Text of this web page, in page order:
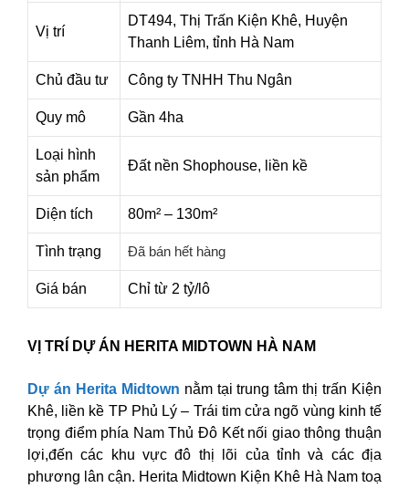
Vị trí
DT494, Thị Trấn Kiện Khê, Huyện
Thanh Liêm, tỉnh Hà Nam
Chủ đầu tư Công ty TNHH Thu Ngân
Quy mô Gần 4ha
Loại hình
sản phẩm
Đất nền Shophouse, liền kề
Diện tích 80m² – 130m²
Tình trạng Đã bán hết hàng
Giá bán Chỉ từ 2 tỷ/lô
VỊ TRÍ DỰ ÁN HERITA MIDTOWN HÀ NAM
Dự án Herita Midtown nằm tại trung tâm thị trấn Kiện
Khê, liền kề TP Phủ Lý – Trái tim cửa ngõ vùng kinh tế
trọng điểm phía Nam Thủ Đô Kết nối giao thông thuận
lợi,đến các khu vực đô thị lõi của tỉnh và các địa
phương lân cận. Herita Midtown Kiện Khê Hà Nam toạ